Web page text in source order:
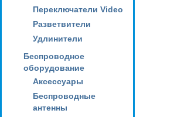
Переключатели Video
Разветвители
Удлинители
Беспроводное
оборудование
Аксессуары
Беспроводные
антенны